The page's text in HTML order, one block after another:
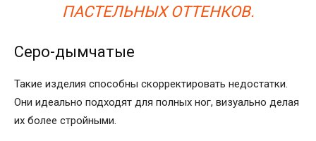
ПАСТЕЛЬНЫХ ОТТЕНКОВ.
Серо-дымчатые
Такие изделия способны скорректировать недостатки.
Они идеально подходят для полных ног, визуально делая
их более стройными.